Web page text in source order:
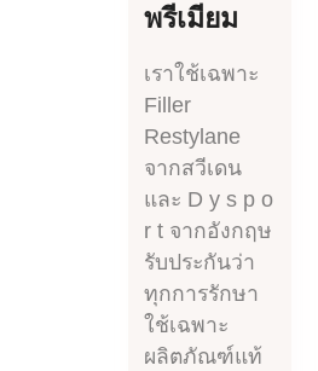
พรีเมียม
เราใช้เฉพาะ
Filler
Restylane
จากสวีเดน
และ D y s p o
r t จากอังกฤษ
รับประกันว่า
ทุกการรักษา
ใช้เฉพาะ
ผลิตภัณฑ์แท้